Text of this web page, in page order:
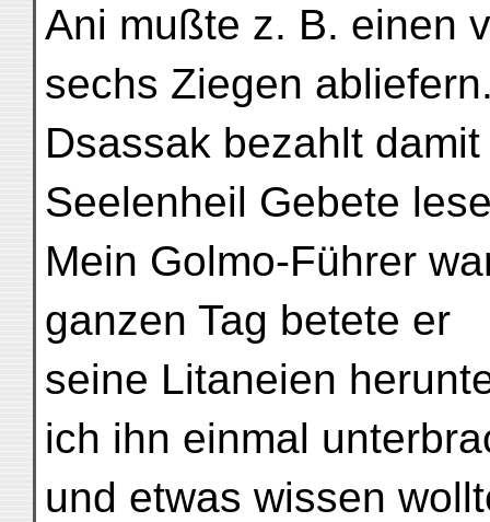
Ani mußte z. B. einen
sechs Ziegen
Dsassak bezahlt
Seelenheil Gebete
Mein Golmo-Führer
ganzen Tag betete er
seine Litaneien
ich ihn einmal
und etwas wissen